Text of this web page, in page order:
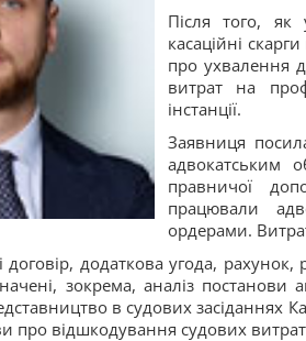
Після того, як
касаційні
про ухвалення
витрат на
інстанції.
Заявниця
адвокатським
правничої
працювали
ордерами.
додаткова угода,
зокрема, аналіз постанови
в судових засіданнях
про відшкодування судових